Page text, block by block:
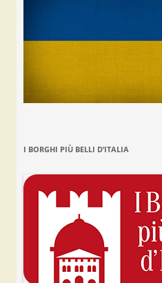
I BORGHI PIÙ BELLI D’ITALIA